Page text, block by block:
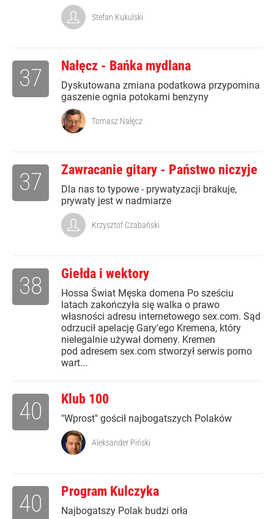
Stefan Kukulski
Nałęcz - Bańka mydlana
Dyskutowana zmiana podatkowa przypomina
gaszenie ognia potokami benzyny
37
Tomasz Nałęcz
Zawracanie gitary - Państwo niczyje
Dla nas to typowe - prywatyzacji brakuje,
prywaty jest w nadmiarze
37
Krzysztof Czabański
Giełda i wektory
Hossa Świat Męska domena Po sześciu
latach zakończyła się walka o prawo
własności adresu internetowego sex.com. Sąd
odrzucił apelację Gary'ego Kremena, który
nielegalnie używał domeny. Kremen
pod adresem sex.com stworzył serwis porno
wart...
38
Klub 100
"Wprost" gościł najbogatszych Polaków
40
Aleksander Piński
Program Kulczyka
Najbogatszy Polak budzi orła
40